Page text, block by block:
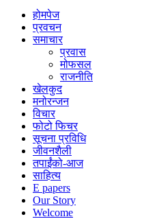
होमपेज
प्रवचन
समाचार
प्रवास
मोफसल
राजनीति
खेलकुद
मनोरन्जन
विचार
फोटो फिचर
सूचना प्रविधि
जीवनशैली
तपाईंको-आज
साहित्य
E papers
Our Story
Welcome